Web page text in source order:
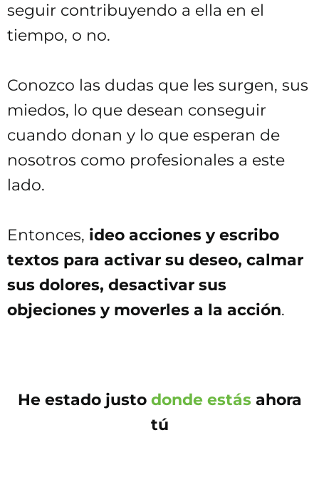
seguir contribuyendo a ella en el
tiempo, o no.
Conozco las dudas que les surgen, sus
miedos, lo que desean conseguir
cuando donan y lo que esperan de
nosotros como profesionales a este
lado.
Entonces, ideo acciones y escribo
textos para activar su deseo, calmar
sus dolores, desactivar sus
objeciones y moverles a la acción.
He estado justo donde estás ahora
tú